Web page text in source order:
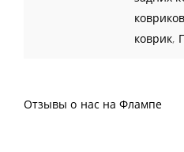
коврик,
Отзывы о нас на Флампе